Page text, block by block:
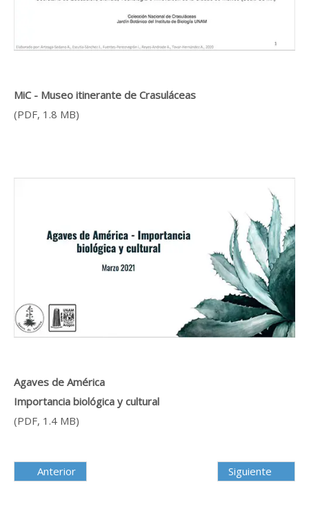
MiC - Museo itinerante de Crasuláceas
(PDF, 1.8 MB)
Agaves de América
Importancia biológica y cultural
(PDF, 1.4 MB)
Anterior Siguiente